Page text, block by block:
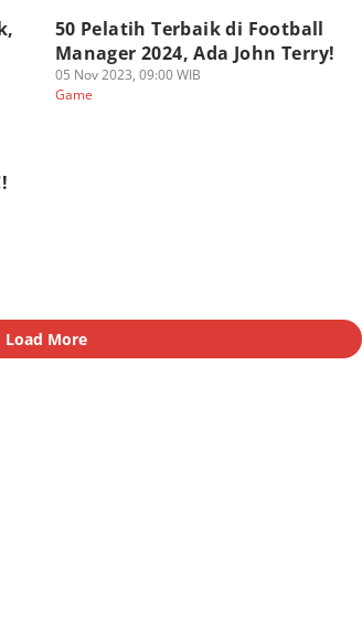
50 Pelatih Terbaik di Football
Manager 2024, Ada John Terry!
05 Nov 2023, 09:00 WIB
Game
Load More